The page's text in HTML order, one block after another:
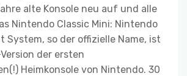
alte Konsole neu auf und alle
Nintendo Classic Mini: Nintendo
System, so der offizielle Name, ist
der ersten
Heimkonsole von Nintendo. 30